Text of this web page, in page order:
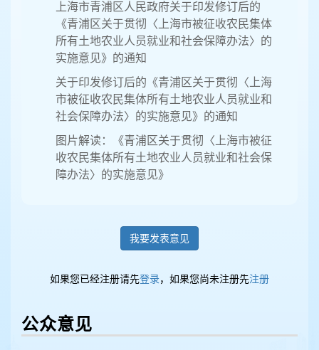
上海市青浦区人民政府关于印发修订后的
《青浦区关于贯彻〈上海市被征收农民集体
所有土地农业人员就业和社会保障办法〉的
实施意见》的通知
关于印发修订后的《青浦区关于贯彻〈上海
市被征收农民集体所有土地农业人员就业和
社会保障办法〉的实施意见》的通知
图片解读：《青浦区关于贯彻〈上海市被征
收农民集体所有土地农业人员就业和社会保
障办法〉的实施意见》
我要发表意见
如果您已经注册请先登录，如果您尚未注册先注册
公众意见